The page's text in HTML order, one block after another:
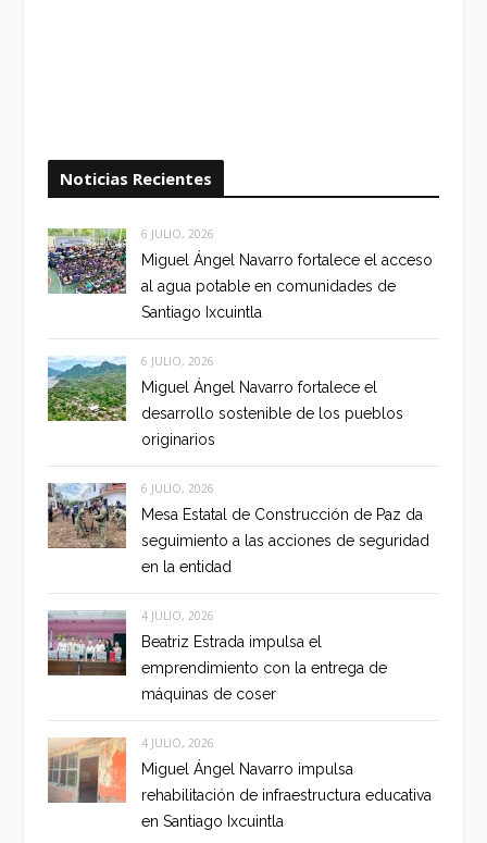
Noticias Recientes
6 JULIO, 2026
Miguel Ángel Navarro fortalece el acceso
al agua potable en comunidades de
Santiago Ixcuintla
6 JULIO, 2026
Miguel Ángel Navarro fortalece el
desarrollo sostenible de los pueblos
originarios
6 JULIO, 2026
Mesa Estatal de Construcción de Paz da
seguimiento a las acciones de seguridad
en la entidad
4 JULIO, 2026
Beatriz Estrada impulsa el
emprendimiento con la entrega de
máquinas de coser
4 JULIO, 2026
Miguel Ángel Navarro impulsa
rehabilitación de infraestructura educativa
en Santiago Ixcuintla